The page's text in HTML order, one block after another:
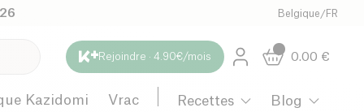
Belgique /FR
Rejoindre · 4.90€/mois 0.00 €
Kazidomi Vrac Recettes Blog